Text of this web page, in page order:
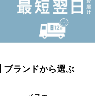
ブランドから選ぶ